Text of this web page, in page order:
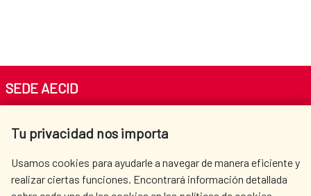
Tu privacidad nos importa
Usamos cookies para ayudarle a navegar de manera eficiente y
realizar ciertas funciones. Encontrará información detallada
SEDE AECID
Tel. +34 900 20 30 54​​​​​​​